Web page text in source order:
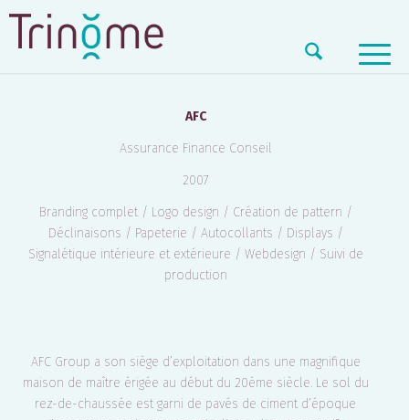
AFC – GROUP BRANDING
AFC
Assurance Finance Conseil
2007
Branding complet / Logo design / Création de pattern /
Déclinaisons / Papeterie / Autocollants / Displays /
Signalétique intérieure et extérieure / Webdesign / Suivi de
production
AFC Group a son siège d’exploitation dans une magnifique
maison de maître érigée au début du 20ème siècle. Le sol du
rez-de-chaussée est garni de pavés de ciment d’époque